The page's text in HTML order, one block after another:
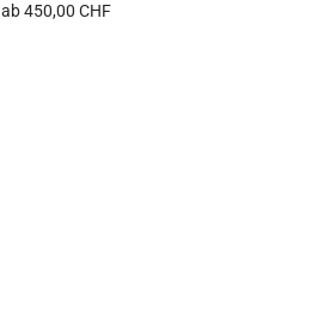
ab 450,00 CHF